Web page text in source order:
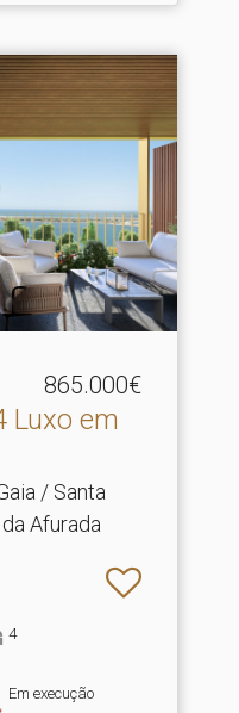
865.000€
Luxo em
/ Santa
Afurada
4
Em execução